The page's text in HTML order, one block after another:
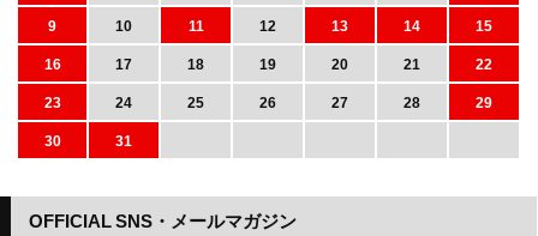
OFFICIAL SNS・メールマガジン
9
10 11 12 13 14
15
16
17 18 19 20 21
22
23
24 25 26 27 28
29
30
31